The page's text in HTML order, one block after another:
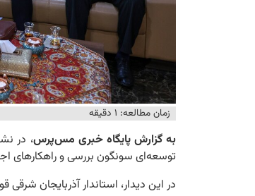
زمان مطالعه: ۱ دقیقه
به گزارش پایگاه خبری مس‌پرس، در
توسعه‌ای سونگون بررسی و راهکارهای
در این دیدار، استاندار آذربایجان